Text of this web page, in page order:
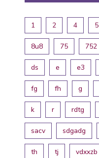
1 2 4 5
8u8 75 752
ds e e3
fg fh g
k r rdtg
sacv sdgadg
th tj vdxxzb